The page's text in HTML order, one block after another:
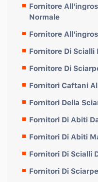
Fornitore
Normale
Fornitore
Fornitore Di Scialli
Fornitore Di
Fornitori Caftani
Fornitori Della
Fornitori Di Abiti
Fornitori Di Abiti
Fornitori Di Scialli
Fornitori Di